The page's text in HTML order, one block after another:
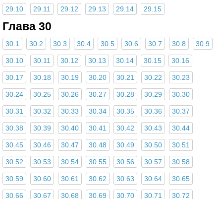
29.10 29.11 29.12 29.13 29.14 29.15
Глава 30
30.1 30.2 30.3 30.4 30.5 30.6 30.7 30.8 30.9
30.10 30.11 30.12 30.13 30.14 30.15 30.16
30.17 30.18 30.19 30.20 30.21 30.22 30.23
30.24 30.25 30.26 30.27 30.28 30.29 30.30
30.31 30.32 30.33 30.34 30.35 30.36 30.37
30.38 30.39 30.40 30.41 30.42 30.43 30.44
30.45 30.46 30.47 30.48 30.49 30.50 30.51
30.52 30.53 30.54 30.55 30.56 30.57 30.58
30.59 30.60 30.61 30.62 30.63 30.64 30.65
30.66 30.67 30.68 30.69 30.70 30.71 30.72